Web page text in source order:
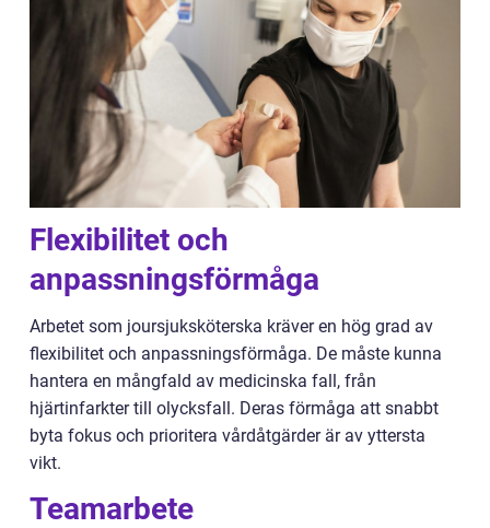
Flexibilitet och
anpassningsförmåga
Arbetet som joursjuksköterska kräver en hög grad av
flexibilitet och anpassningsförmåga. De måste kunna
hantera en mångfald av medicinska fall, från
hjärtinfarkter till olycksfall. Deras förmåga att snabbt
byta fokus och prioritera vårdåtgärder är av yttersta
vikt.
Teamarbete